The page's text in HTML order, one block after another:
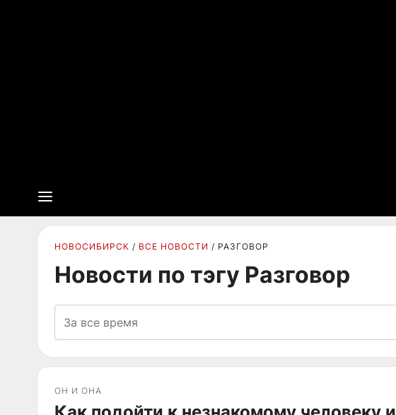
НОВОСИБИРСК ВСЕ НОВОСТИ РАЗГОВОР
Новости по тэгу Разговор
ОН И ОНА